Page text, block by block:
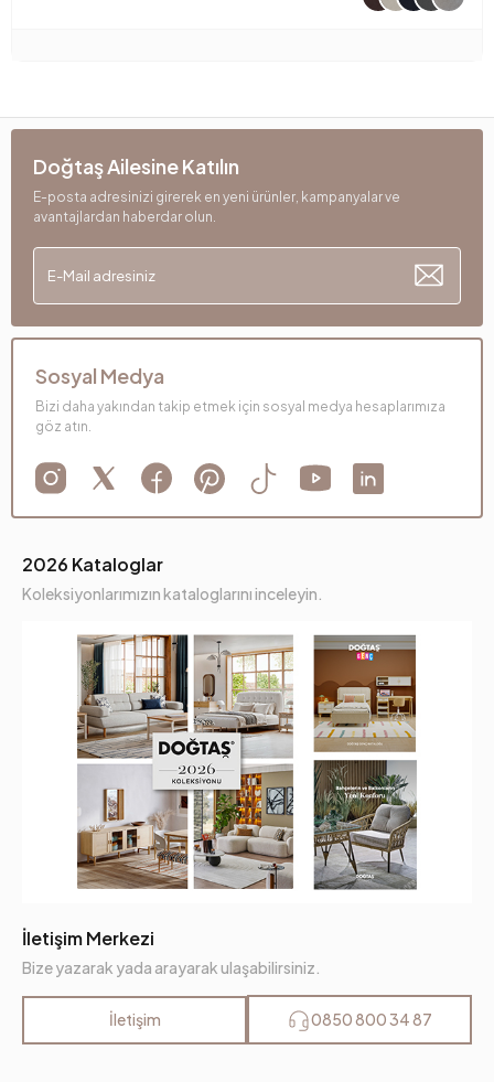
2026 Kataloglar
Koleksiyonlarımızın kataloglarını inceleyin.
İletişim Merkezi
Bize yazarak yada arayarak ulaşabilirsiniz.
İletişim 0850 800 34 87
Doğtaş Ailesine Katılın
E-posta adresinizi girerek en yeni ürünler, kampanyalar ve
avantajlardan haberdar olun.
Sosyal Medya
Bizi daha yakından takip etmek için sosyal medya hesaplarımıza
göz atın.